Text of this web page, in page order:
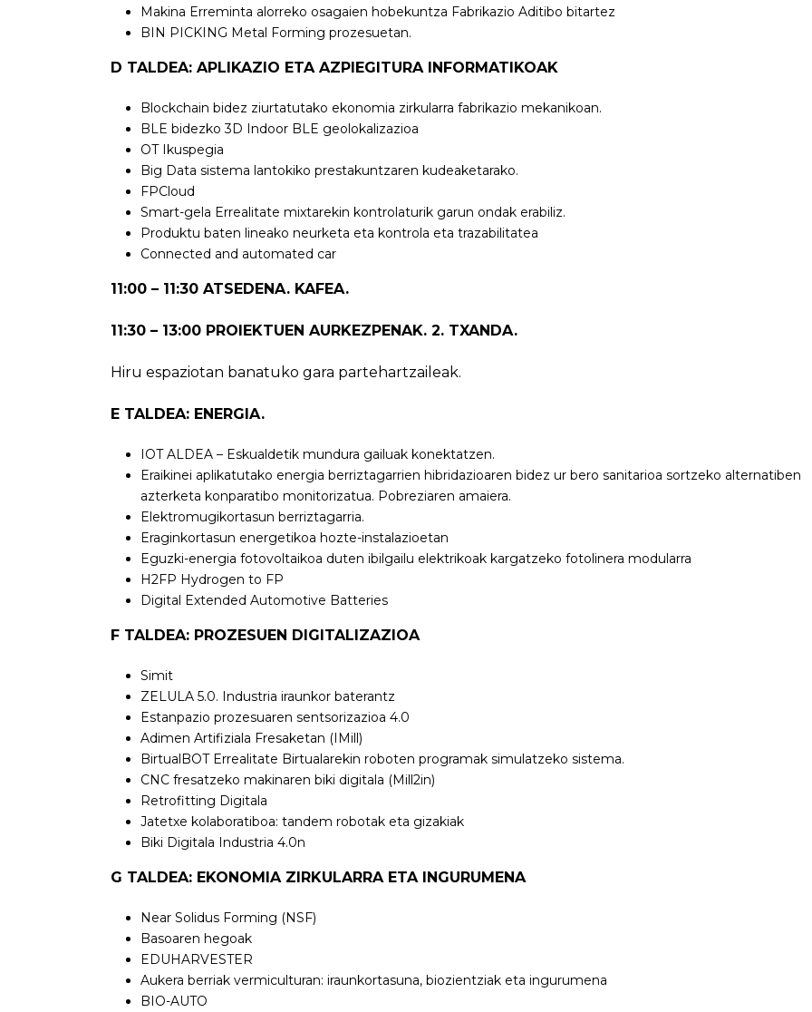
Makina Erreminta alorreko osagaien hobekuntza Fabrikazio Aditibo bitartez
BIN PICKING Metal Forming prozesuetan.
D TALDEA: APLIKAZIO ETA AZPIEGITURA INFORMATIKOAK
Blockchain bidez ziurtatutako ekonomia zirkularra fabrikazio mekanikoan.
BLE bidezko 3D Indoor BLE geolokalizazioa
OT Ikuspegia
Big Data sistema lantokiko prestakuntzaren kudeaketarako.
FPCloud
Smart-gela Errealitate mixtarekin kontrolaturik garun ondak erabiliz.
Produktu baten lineako neurketa eta kontrola eta trazabilitatea
Connected and automated car
11:00 – 11:30 ATSEDENA. KAFEA.
11:30 – 13:00 PROIEKTUEN AURKEZPENAK. 2. TXANDA.
Hiru espaziotan banatuko gara partehartzaileak.
E TALDEA: ENERGIA.
IOT ALDEA – Eskualdetik mundura gailuak konektatzen.
Eraikinei aplikatutako energia berriztagarrien hibridazioaren bidez ur bero sanitarioa sortzeko alternatiben
azterketa konparatibo monitorizatua. Pobreziaren amaiera.
Elektromugikortasun berriztagarria.
Eraginkortasun energetikoa hozte-instalazioetan
Eguzki-energia fotovoltaikoa duten ibilgailu elektrikoak kargatzeko fotolinera modularra
H2FP Hydrogen to FP
Digital Extended Automotive Batteries
F TALDEA: PROZESUEN DIGITALIZAZIOA
Simit
ZELULA 5.0. Industria iraunkor baterantz
Estanpazio prozesuaren sentsorizazioa 4.0
Adimen Artifiziala Fresaketan (IMill)
BirtualBOT Errealitate Birtualarekin roboten programak simulatzeko sistema.
CNC fresatzeko makinaren biki digitala (Mill2in)
Retrofitting Digitala
Jatetxe kolaboratiboa: tandem robotak eta gizakiak
Biki Digitala Industria 4.0n
G TALDEA: EKONOMIA ZIRKULARRA ETA INGURUMENA
Near Solidus Forming (NSF)
Basoaren hegoak
EDUHARVESTER
Aukera berriak vermiculturan: iraunkortasuna, biozientziak eta ingurumena
BIO-AUTO